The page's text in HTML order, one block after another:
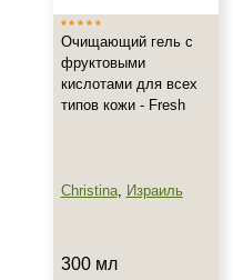
Время применения
Вечер
Ежедневный
Демакияж
Очищающий гель с
фруктовыми
кислотами для всех
типов кожи - Fresh
Christina, Израиль
300 мл